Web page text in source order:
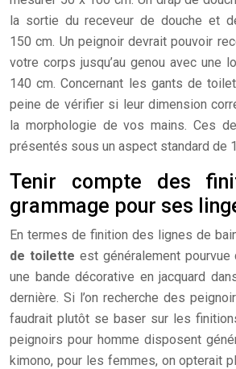
la sortie du receveur de douche et
150 cm. Un peignoir devrait pouvoir
votre corps jusqu’au genou avec une
140 cm. Concernant les gants de
peine de vérifier si leur dimension
la morphologie de vos mains. Ces
présentés sous un aspect standard de
Tenir compte des
grammage pour ses
En termes de finition des lignes de
de toilette est généralement pourvue
une bande décorative en jacquard
dernière. Si l’on recherche des
faudrait plutôt se baser sur les
peignoirs pour homme disposent
kimono, pour les femmes, on opterait